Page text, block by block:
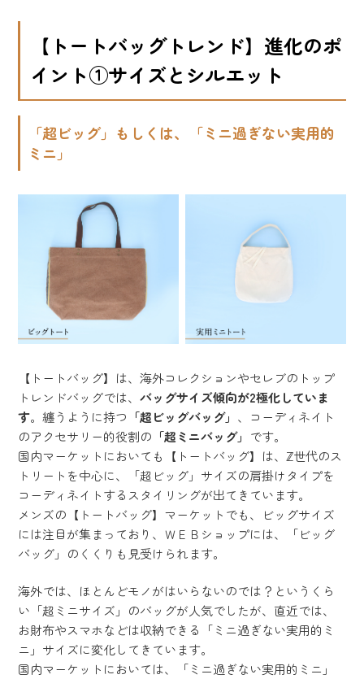
【トートバッグトレンド】進化のポ
イント①サイズとシルエット
「超ビッグ」もしくは、「ミニ過ぎない実用的
ミニ」
【トートバッグ】は、海外コレクションやセレブのトップ
トレンドバッグでは、バッグサイズ傾向が2極化していま
す。纏うように持つ 「超ビッグバッグ」 、コーディネイト
のアクセサリー的役割の 「超ミニバッグ」 です。
国内マーケットにおいても【トートバッグ】は、ℤ世代のス
トリートを中心に、「超ビッグ」サイズの肩掛けタイプを
コーディネイトするスタイリングが出てきています。
メンズの【トートバッグ】マーケットでも、ビッグサイズ
には注目が集まっており、ＷＥＢショップには、「ビッグ
バッグ」のくくりも見受けられます。
海外では、ほとんどモノがはいらないのでは？というくら
い「超ミニサイズ」のバッグが人気でしたが、直近では、
お財布やスマホなどは収納できる「ミニ過ぎない実用的ミ
ニ」サイズに変化してきています。
国内マーケットにおいては、「ミニ過ぎない実用的ミニ」